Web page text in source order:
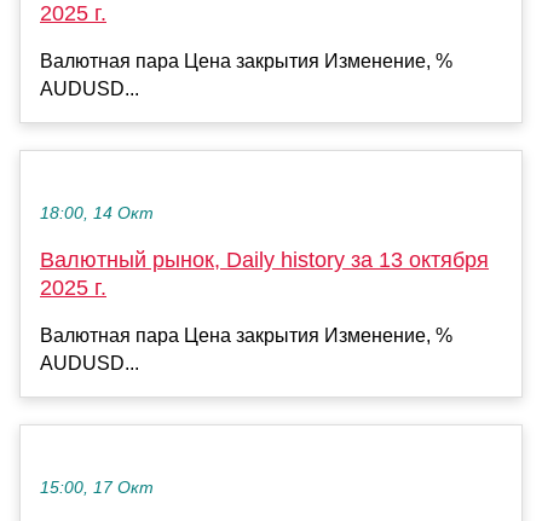
2025 г.
Валютная пара Цена закрытия Изменение, %
AUDUSD...
18:00, 14 Окт
Валютный рынок, Daily history за 13 октября
2025 г.
Валютная пара Цена закрытия Изменение, %
AUDUSD...
15:00, 17 Окт